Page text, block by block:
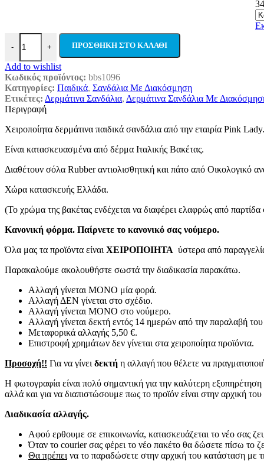
34
-
Pink Lady Χειροποίητα Παιδικά Σανδάλια Aigli Ταμπά Από Δέρμα
+ ΠΡΟΣΘΉΚΗ ΣΤΟ ΚΑΛΆΘΙ
Add to wishlist
Κωδικός προϊόντος: bbs1096
Κατηγορίες: Παιδικά, Σανδάλια Με Διακόσμηση
Ετικέτες: Δερμάτινα Σανδάλια, Δερμάτινα Σανδάλια Με
Περιγραφή
Χειροποίητα δερμάτινα παιδικά σανδάλια από την εταιρία Pink Lady.
Είναι κατασκευασμένα από δέρμα Ιταλικής Βακέτας.
Διαθέτουν σόλα Rubber αντιολισθητική και πάτο από Οικολογικό
Χώρα κατασκευής Ελλάδα.
(Το χρώμα της βακέτας ενδέχεται να διαφέρει ελαφρώς από παρτίδα
Κανονική φόρμα. Παίρνετε το κανονικό σας νούμερο.
Όλα μας τα προϊόντα είναι ΧΕΙΡΟΠΟΙΗΤΑ ύστερα από
Παρακαλούμε ακολουθήστε σωστά την διαδικασία παρακάτω.
Αλλαγή γίνεται ΜΟΝΟ μία φορά.
Αλλαγή ΔΕΝ γίνεται στο σχέδιο.
Αλλαγή γίνεται ΜΟΝΟ στο νούμερο.
Αλλαγή γίνεται δεκτή εντός 14 ημερών από την παραλαβή
Μεταφορικά αλλαγής 5,50 €.
Επιστροφή χρημάτων δεν γίνεται στα χειροποίητα προϊόντα.
Προσοχή!! Για να γίνει δεκτή η αλλαγή που θέλετε να
Η φωτογραφία είναι πολύ σημαντική για την καλύτερη
αλλά και για να διαπιστώσουμε πως το προϊόν είναι στην αρχική
Διαδικασία αλλαγής.
Αφού ερθουμε σε επικοινωνία, κατασκευάζεται το νέο σας
Όταν το courier σας φέρει το νέο πακέτο θα δώσετε πίσω το
Θα πρέπει να το παραδώσετε στην αρχική του κατάσταση με